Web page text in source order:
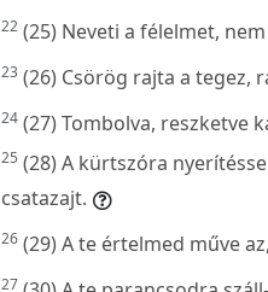
22 (25) Neveti a félelmet,
23 (26) Csörög rajta a tegez,
24 (27) Tombolva, reszketve
25 (28) A kürtszóra
csatazajt.
26 (29) A te értelmed műve
27